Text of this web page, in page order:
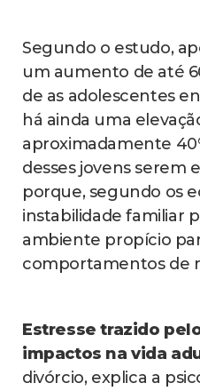
Segundo o estudo,
um aumento de até
de as adolescentes
há ainda uma
aproximadamente
desses jovens serem
porque, segundo os
instabilidade familiar
ambiente propício
comportamentos de
Estresse trazido
impactos na vida
divórcio, explica a